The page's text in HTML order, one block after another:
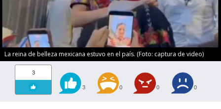
La reina de belleza mexicana estuvo en el país. (Foto: captura de video)
3
3 0 0 0